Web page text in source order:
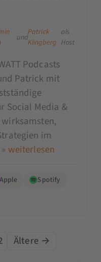
und
Patrick
Klingberg
als
Host
Podcasts
Patrick mit
Social Media &
im
» weiterlesen
Spotify
Ältere →